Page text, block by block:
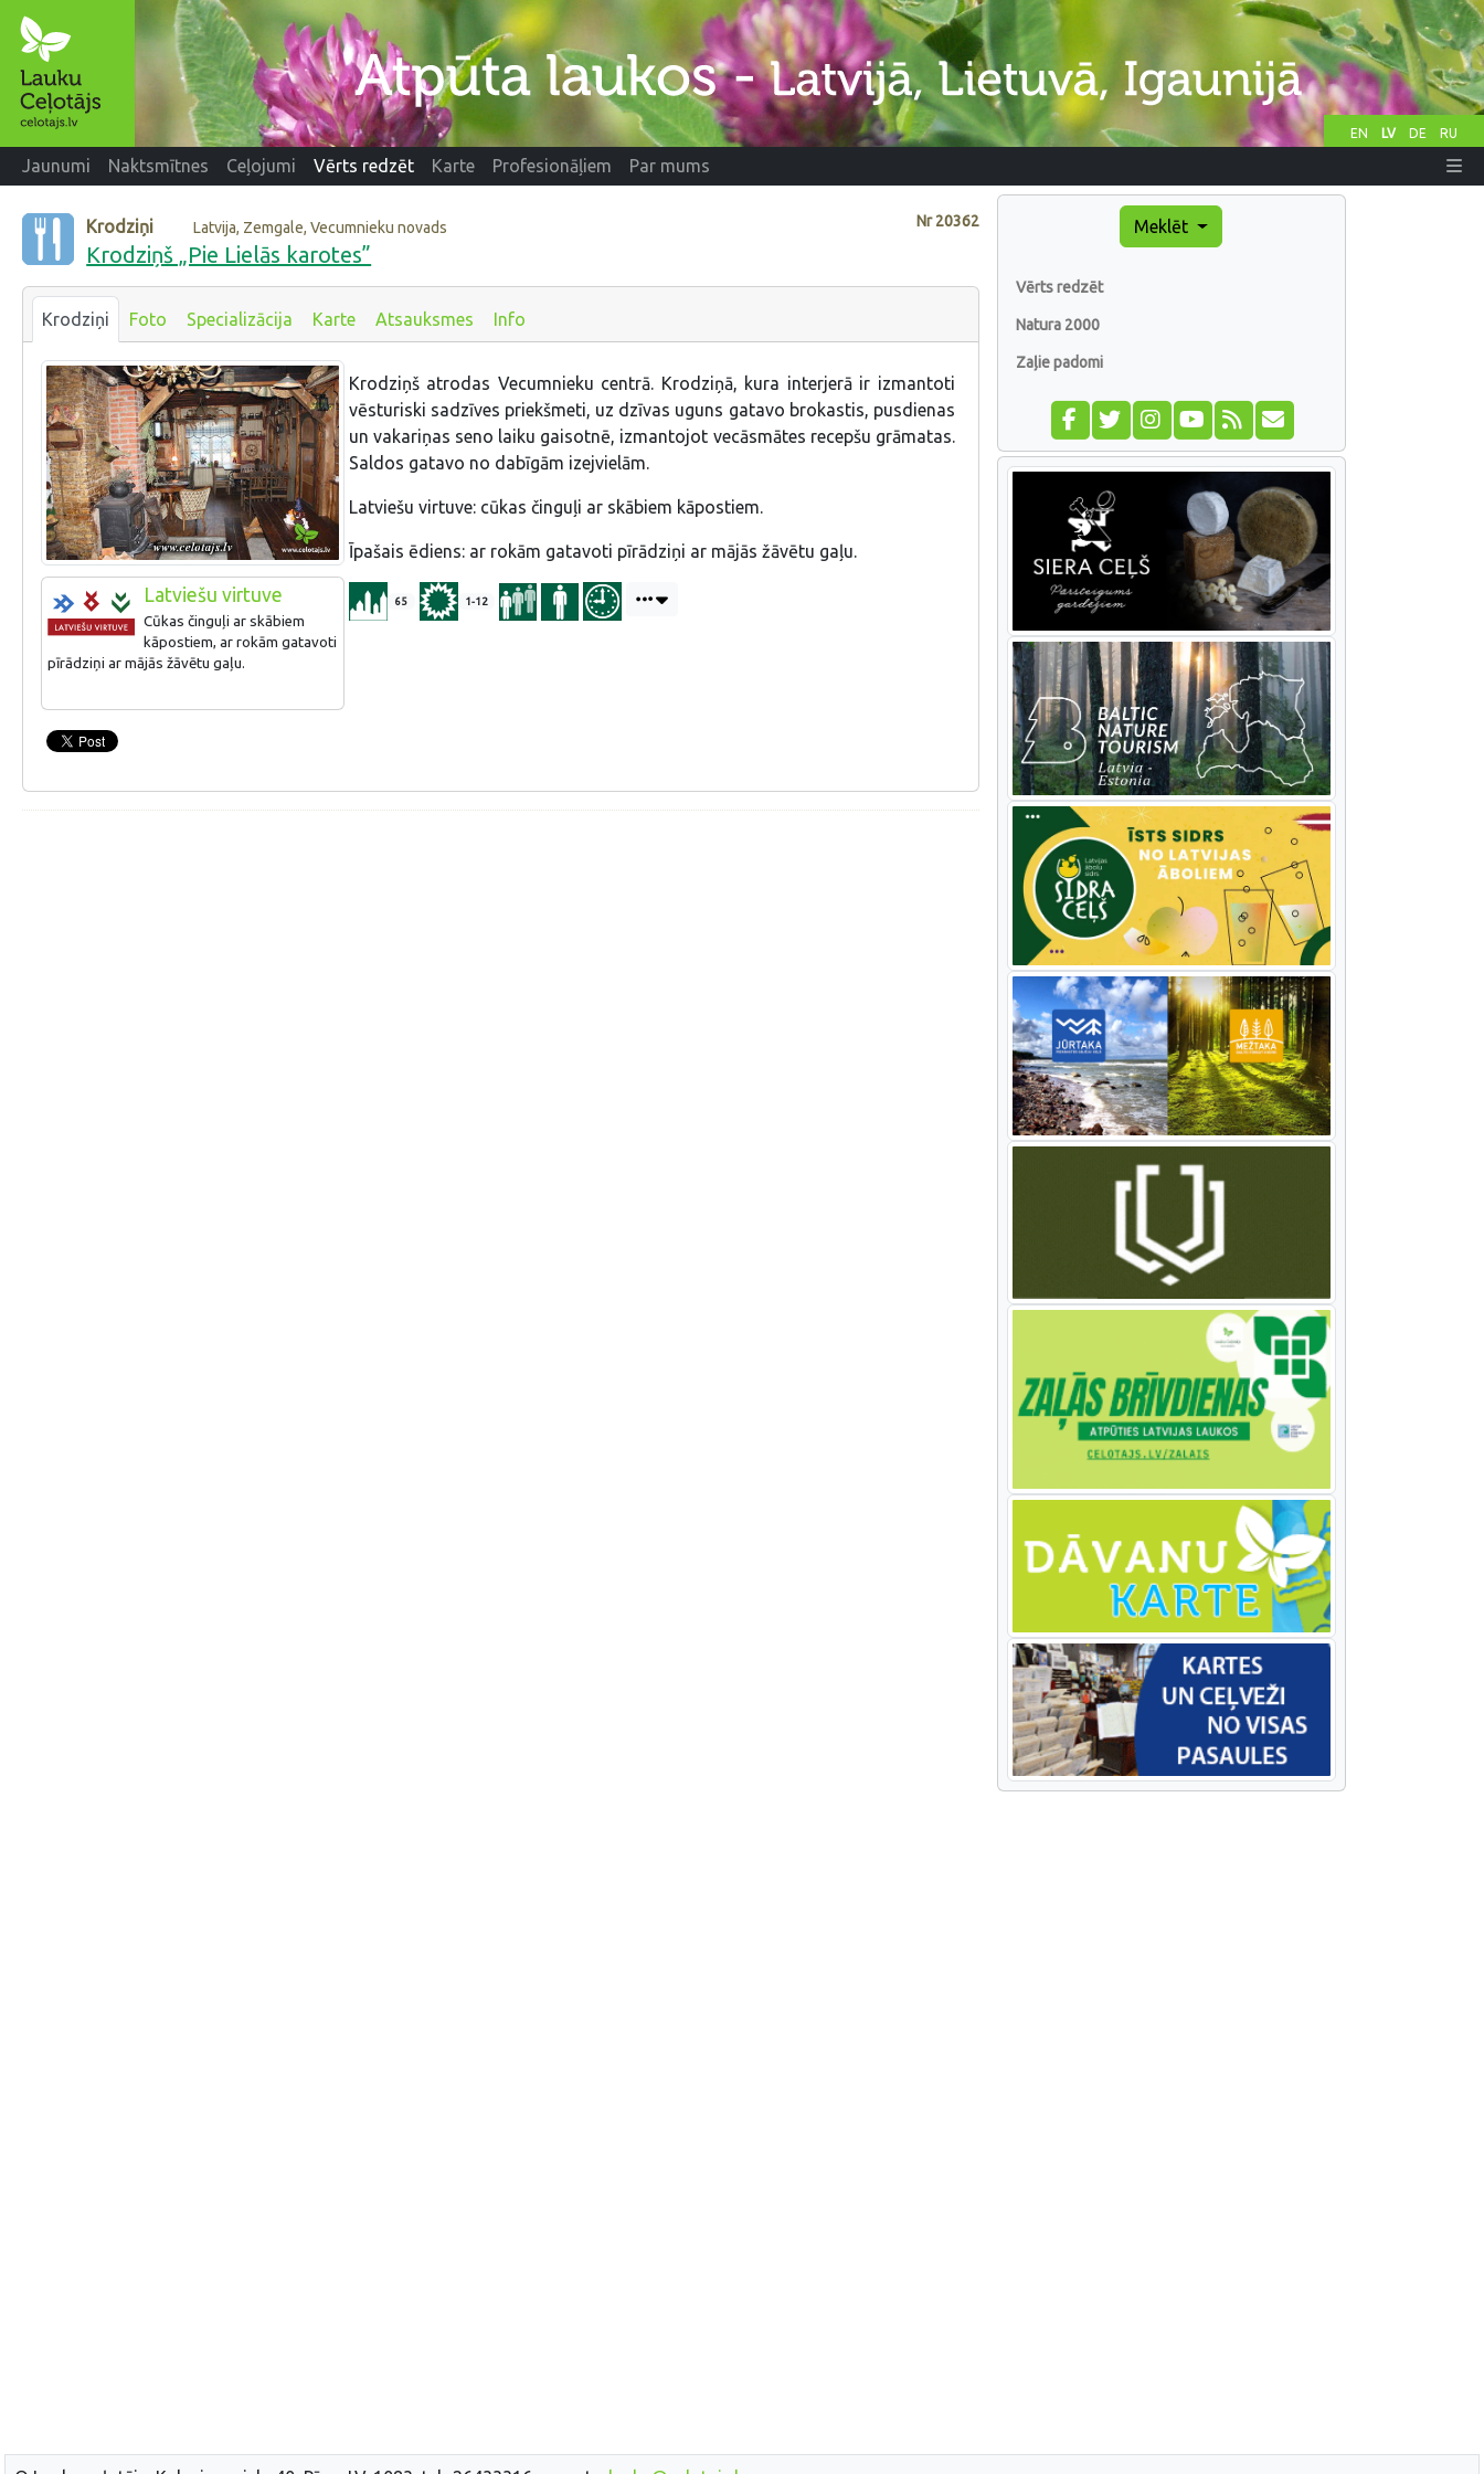
EN LV DE RU
Jaunumi Naktsmītnes Ceļojumi Vērts redzēt Karte Profesionāļiem Par mums
Nr20362
Krodziņi Latvija, Zemgale, Vecumnieku novads
Krodziņš „Pie Lielās karotes”
Krodziņi Foto Specializācija Karte Atsauksmes Info
Latviešu virtuve
Cūkas činguļi ar skābiem
kāpostiem, ar rokām gatavoti
pīrādziņi ar mājās žāvētu gaļu.
Krodziņš atrodas Vecumnieku centrā. Krodziņā, kura interjerā ir izmantoti
vēsturiski sadzīves priekšmeti, uz dzīvas uguns gatavo brokastis, pusdienas
un vakariņas seno laiku gaisotnē, izmantojot vecāsmātes recepšu grāmatas.
Saldos gatavo no dabīgām izejvielām.
Latviešu virtuve: cūkas činguļi ar skābiem kāpostiem.
Īpašais ēdiens: ar rokām gatavoti pīrādziņi ar mājās žāvētu gaļu.
65 1-12
Meklēt
Vērts redzēt
Natura 2000
Zaļie padomi